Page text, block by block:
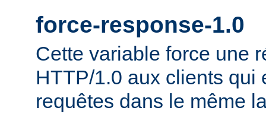
force-response-1.0
Cette variable force une
HTTP/1.0 aux clients qui
requêtes dans le même